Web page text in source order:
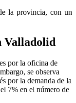
la provincia, con un
Valladolid
por la oficina de
se observa
por la demanda de la
7% en el número de